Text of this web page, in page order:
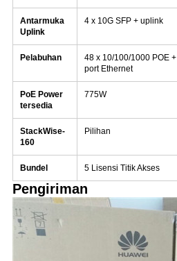
Antarmuka
Uplink
4 x 10G SFP + uplink
Pelabuhan
48 x 10/100/1000 POE +
port Ethernet
PoE Power
tersedia
775W
StackWise-
160
Pilihan
Bundel 5 Lisensi Titik Akses
Pengiriman